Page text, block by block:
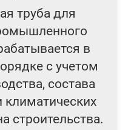
труба для
в
с учетом
состава
климатических
строительства.